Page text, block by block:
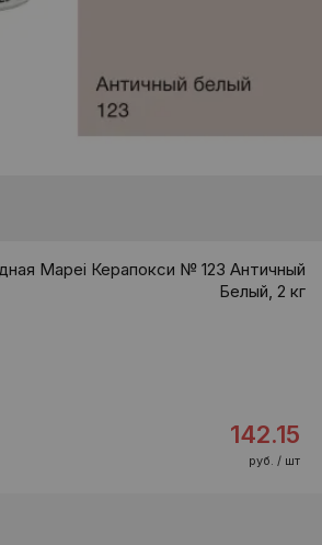
Mapei Керапокси № 123 Античный
Белый, 2 кг
142.15
руб. / шт